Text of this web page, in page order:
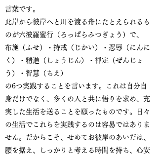
言葉です。
此岸から彼岸へと川を渡る舟にたとえられるも
のが六波羅蜜行（ろっぱらみつぎょう）で、
布施（ふせ）・持戒（じかい）・忍辱（にんに
く）・精進（しょうじん）・禅定（ぜんじょ
う）・智慧（ちえ）
の6つ実践することを言います。これは自分自
身だけでなく、多くの人と共に悟りを求め、充
実した生活を送ることを願ったものです。日々
の生活でこれらを実践するのは容易ではありま
せん。だからこそ、せめてお彼岸のあいだは、
腰を据え、しっかりと考える時間を持ち、心安